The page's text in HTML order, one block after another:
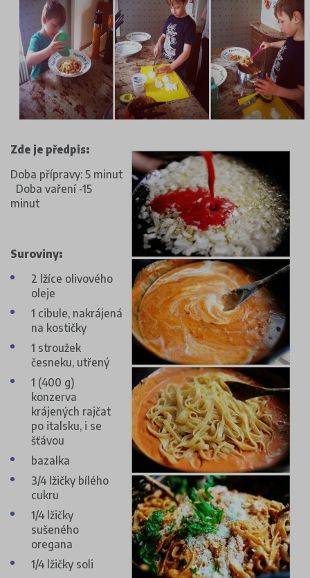
Zde je předpis:
Doba přípravy: 5 minut
Doba vaření -15
minut
Suroviny:
2 lžíce olivového
oleje
1 cibule, nakrájená
na kostičky
1 stroužek
česneku, utřený
1 (400 g)
konzerva
krájených rajčat
po italsku, i se
šťávou
bazalka
3/4 lžičky bílého
cukru
1/4 lžičky
sušeného
oregana
1/4 lžičky soli